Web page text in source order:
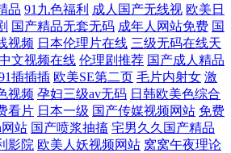
品 91九色福利 成人国产无线视 欧美日
国产精品无套无码 成年人网站免费 国
视频 日本伦理片在线 三级无码在线天
文视频在线 伦理剧推荐 国产成人精品
插插插 欧美SE第二页 毛片内射女 激
视频 孕妇三级av无码 日韩欧美色综合
看片 日本一级 国产传媒视频网站 免费
站 国产喷浆抽搐 宅男久久国产精品
影院 欧美人妖视频网站 窝窝午夜理论